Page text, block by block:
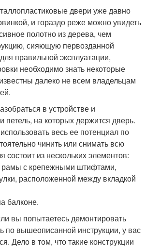
двери уже давно
и гораздо реже можно увидеть
полотно из дерева, чем
сияющую первозданной
правильной эксплуатации,
необходимо знать некоторые
далеко не всем владельцам
в устройстве и
петель, на которых держится дверь.
весь ее потенциал по
чинить или снимать всю
состоит из нескольких элементов:
рамы с крепежными штифтами,
расположенной между вкладкой
балконе.
вы попытаетесь демонтировать
по вышеописанной инструкции, у вас
Дело в том, что такие конструкции